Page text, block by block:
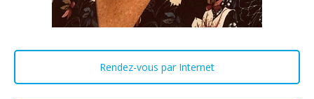
Rendez-vous par Internet